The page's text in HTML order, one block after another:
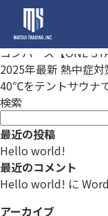
2025年最新 熱
真夏の猛暑40℃
投
稿
ナ
ビ
ー
シ
ョ
ン
コンバース【ONE
2025年最新 熱中症
40℃をテントサウナ
検索
最近の投稿
Hello world!
最近のコメント
Hello world! に
アーカイブ